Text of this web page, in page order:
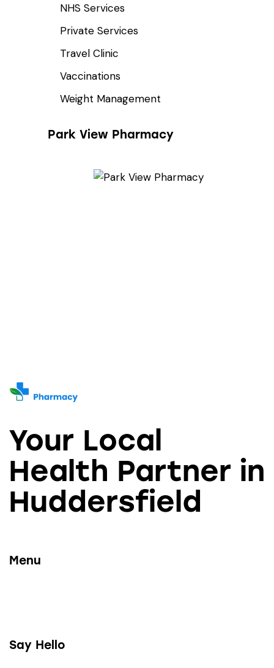
NHS Services
Private Services
Travel Clinic
Vaccinations
Weight Management
Park View Pharmacy
Your Local
Health Partner in
Huddersfield
Menu
Say Hello